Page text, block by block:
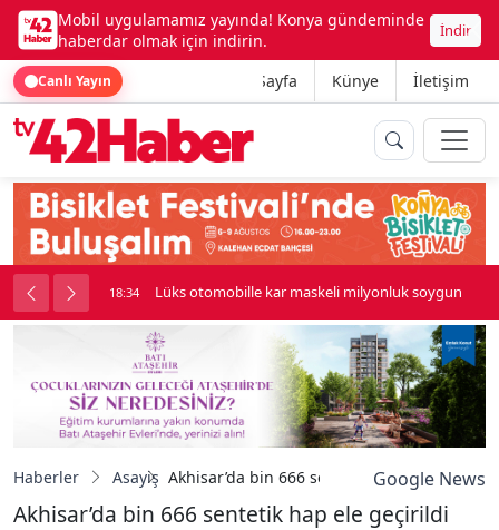
Mobil uygulamamız yayında! Konya gündeminde
haberdar olmak için indirin.
İndir
Canlı Yayın Ana Sayfa Künye İletişim
kavga çıktı 18:34 Lüks otomobille kar maskeli milyonluk soygun
Haberler Asayiş Akhisar’da bin 666 sentetik hap ele geçirildi
Google News
Akhisar’da bin 666 sentetik hap ele geçirildi